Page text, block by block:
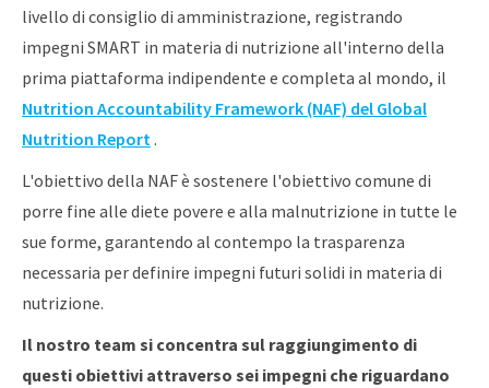
livello di consiglio di amministrazione, registrando
impegni SMART in materia di nutrizione all'interno della
prima piattaforma indipendente e completa al mondo, il
Nutrition Accountability Framework (NAF) del Global
Nutrition Report.
L'obiettivo della NAF è sostenere l'obiettivo comune di
porre fine alle diete povere e alla malnutrizione in tutte le
sue forme, garantendo al contempo la trasparenza
necessaria per definire impegni futuri solidi in materia di
nutrizione.
Il nostro team si concentra sul raggiungimento di
questi obiettivi attraverso sei impegni che riguardano